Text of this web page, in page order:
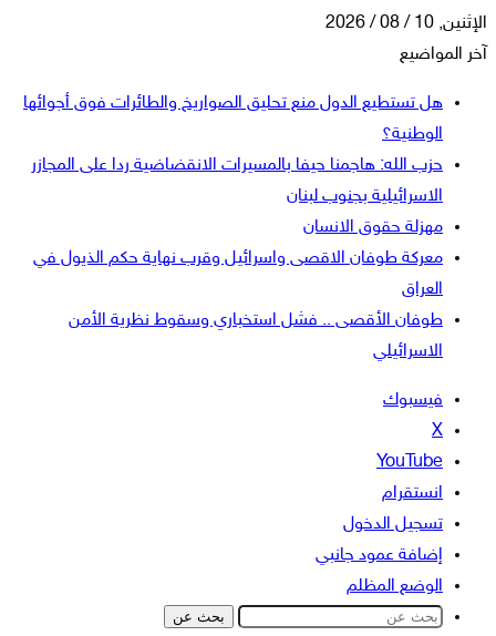
الإثنين, 10 / 08 / 2026
آخر المواضيع
هل تستطيع الدول منع تحليق الصواريخ والطائرات فوق أجوائها
الوطنية؟
حزب الله: هاجمنا حيفا بالمسيرات الانقضاضية ردا على المجازر
الاسرائيلية بجنوب لبنان
مهزلة حقوق الانسان
معركة طوفان الاقصى واسرائيل وقرب نهاية حكم الذيول في
العراق
طوفان الأقصى .. فشل استخباري وسقوط نظرية الأمن
الاسرائيلي
فيسبوك
‫X
‫YouTube
انستقرام
تسجيل الدخول
إضافة عمود جانبي
الوضع المظلم
بحث عن